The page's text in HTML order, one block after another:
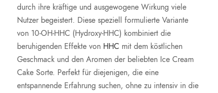
durch ihre kräftige und ausgewogene Wirkung viele
Nutzer begeistert. Diese speziell formulierte Variante
von 10-OH-HHC (Hydroxy-HHC) kombiniert die
beruhigenden Effekte von HHC mit dem köstlichen
Geschmack und den Aromen der beliebten Ice Cream
Cake Sorte. Perfekt für diejenigen, die eine
entspannende Erfahrung suchen, ohne zu intensiv in die